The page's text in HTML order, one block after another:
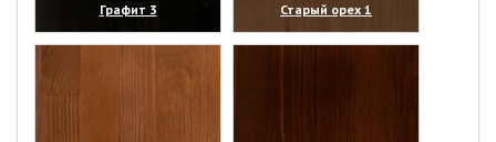
Графит 3
(увеличить)
Старый орех 1
(увеличить)